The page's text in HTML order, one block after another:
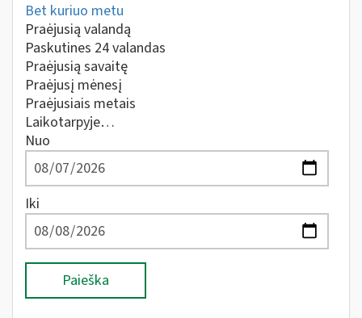
Bet kuriuo metu
Praėjusią valandą
Paskutines 24 valandas
Praėjusią savaitę
Praėjusį mėnesį
Praėjusiais metais
Laikotarpyje…
Nuo
Iki
Paieška